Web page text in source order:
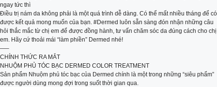
ngay tức thì
Điều trị nám da không phải là một quá trình dễ dàng. Có thể mất nhiều tháng để có
được kết quả mong muốn của bạn. #Dermed luôn sẵn sàng đón nhận những câu
hỏi thắc mắc từ chị em để được đồng hành, tư vấn chăm sóc da đúng cách cho chị
em. Hãy cứ thoải mái “làm phiền” Dermed nhé!
—–
CHÍNH THỨC RA MẮT
NHUỘM PHỦ TÓC BẠC DERMED COLOR TREATMENT
Sản phẩm Nhuộm phủ tóc bạc của Dermed chính là một trong những “siêu phẩm”
được người dùng mong đợi trong suốt thời gian qua.